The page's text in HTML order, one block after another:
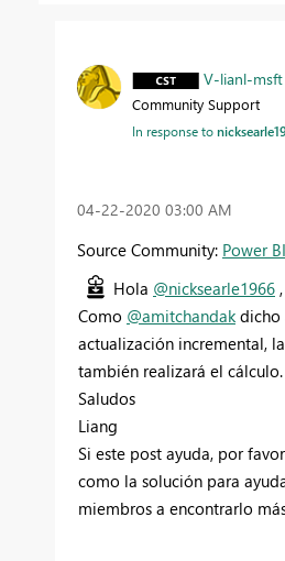
V-lianl-msft
Community Support
In response to
‎04-22-2020 03:00 AM
Source Community: Power BI
Hola @nicksearle1966 ,
Como @amitchandakdicho
actualización incremental,
también realizará el cálculo.
Saludos
Liang
Si este post ayuda, por
como la solución para
miembros a encontrarlo